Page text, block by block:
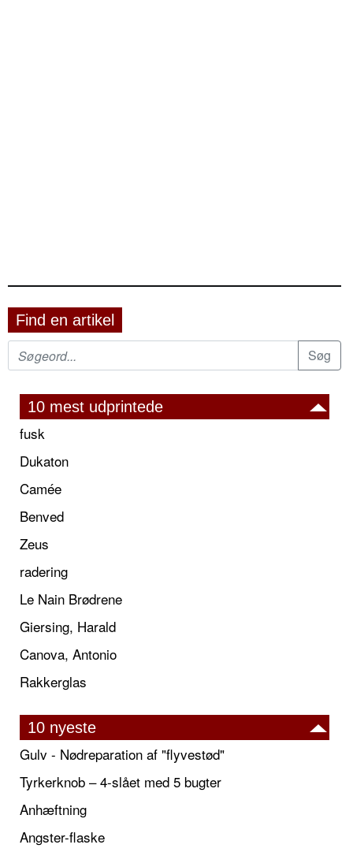
Find en artikel
10 mest udprintede
fusk
Dukaton
Camée
Benved
Zeus
radering
Le Nain Brødrene
Giersing, Harald
Canova, Antonio
Rakkerglas
10 nyeste
Gulv - Nødreparation af "flyvestød"
Tyrkerknob – 4-slået med 5 bugter
Anhæftning
Angster-flaske